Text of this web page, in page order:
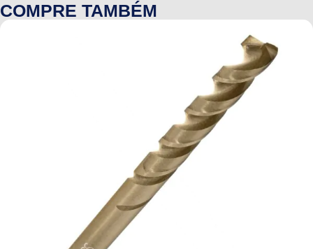
COMPRE TAMBÉM